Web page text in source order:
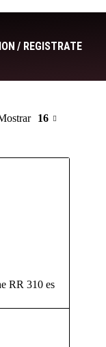
/ REGISTRATE
16
RR 310 es